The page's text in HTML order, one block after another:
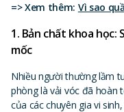
=> Xem thêm: Vì sao
1. Bản chất khoa
mốc
Nhiều người thường lầm
phòng là vải vóc đã hoàn
của các chuyên gia vi